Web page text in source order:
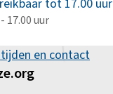
tot 17.00 uur
17.00 uur
en contact